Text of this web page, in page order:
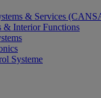
& Services
& Interior Functions
Systeme